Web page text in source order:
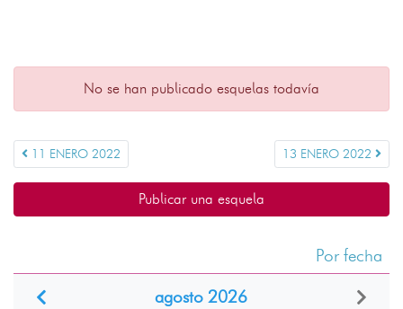
No se han publicado esquelas todavía
11 ENERO 2022 13 ENERO 2022
Publicar una esquela
Por fecha
agosto 2026